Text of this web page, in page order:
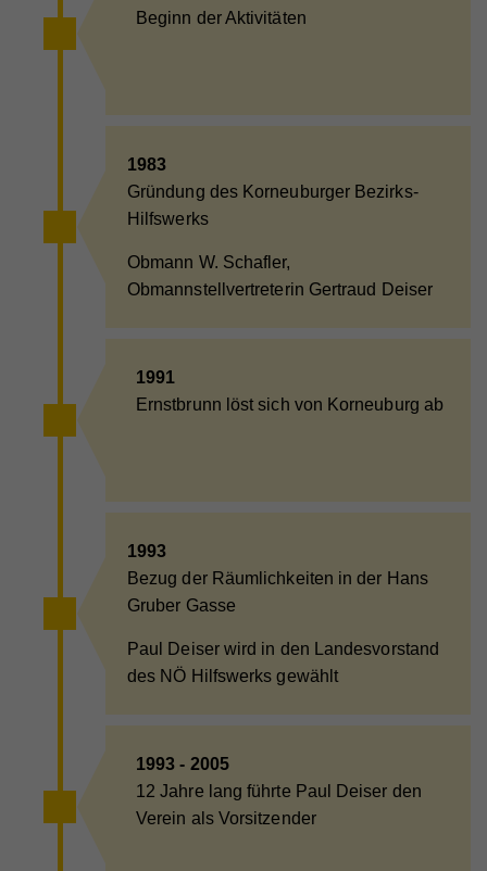
Beginn der Aktivitäten
1983
Gründung des Korneuburger Bezirks-
Hilfswerks
Obmann W. Schafler,
Obmannstellvertreterin Gertraud Deiser
1991
Ernstbrunn löst sich von Korneuburg ab
1993
Bezug der Räumlichkeiten in der Hans
Gruber Gasse
Paul Deiser wird in den Landesvorstand
des NÖ Hilfswerks gewählt
1993 - 2005
12 Jahre lang führte Paul Deiser den
Verein als Vorsitzender
melden, mit dem Zweck der Messung der
Wirksamkeit einer Werbung und der Anzeige
Google Maps
Laufzeit 6 Monate
Wird zum Entsperren von Google Maps-Inhalten